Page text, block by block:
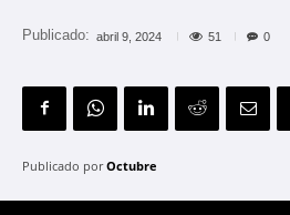
Publicado: abril 9, 2024 51 0
Publicado por Octubre